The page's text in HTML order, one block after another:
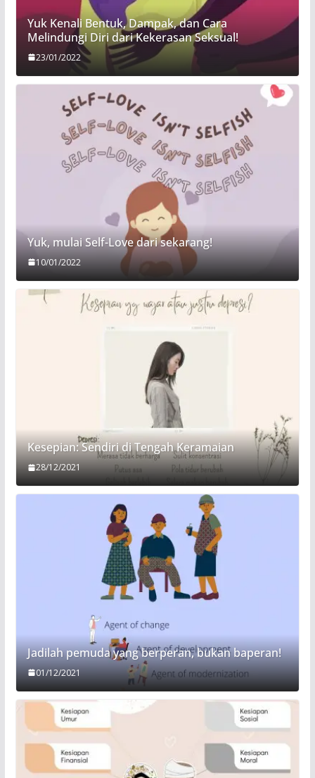
Yuk Kenali Bentuk, Dampak, dan Cara
Melindungi Diri dari Kekerasan Seksual!
23/01/2022
Yuk, mulai Self-Love dari sekarang!
10/01/2022
Kesepian: Sendiri di Tengah Keramaian
28/12/2021
Jadilah pemuda yang berperan, bukan baperan!
01/12/2021